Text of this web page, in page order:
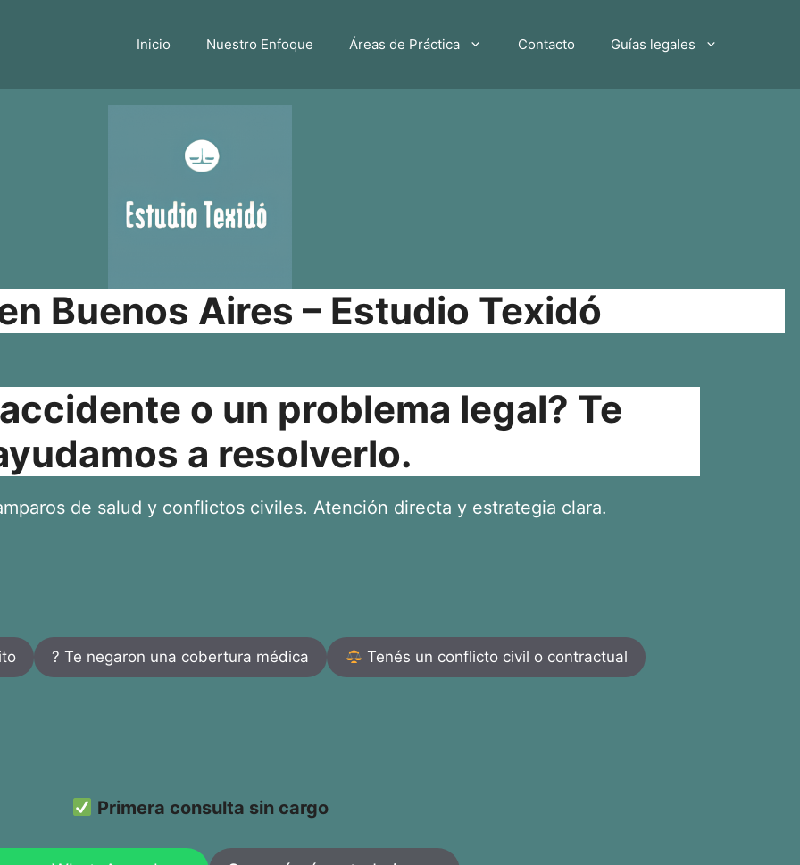
Inicio Nuestro Enfoque Áreas de Práctica Contacto Guías legales
Buenos Aires – Estudio Texidó
o un problema legal? Te
a resolverlo.
de salud y conflictos civiles. Atención directa y estrategia clara.
? Te negaron una cobertura médica Tenés un conflicto civil o contractual
Primera consulta sin cargo